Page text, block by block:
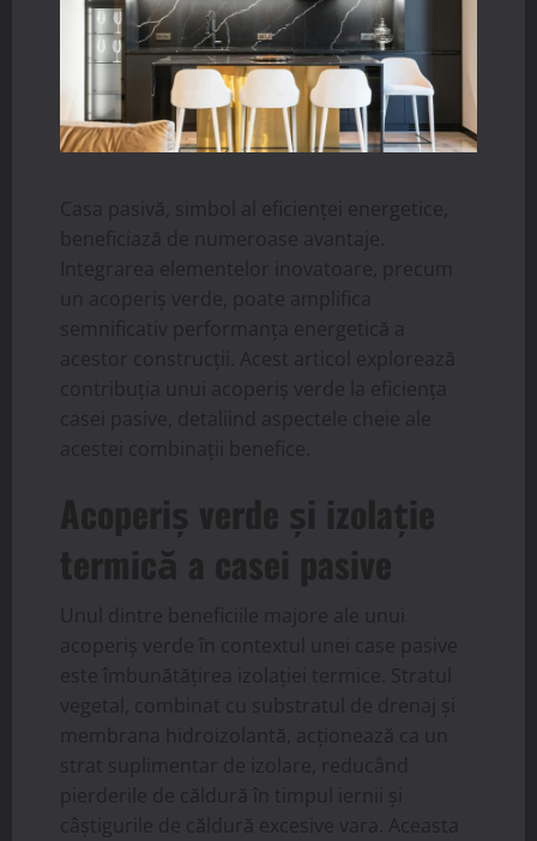
Casa pasivă, simbol al eficienței energetice,
beneficiază de numeroase avantaje.
Integrarea elementelor inovatoare, precum
un acoperiș verde, poate amplifica
semnificativ performanța energetică a
acestor construcții. Acest articol explorează
contribuția unui acoperiș verde la eficiența
casei pasive, detaliind aspectele cheie ale
acestei combinații benefice.
Acoperiș verde și izolație
termică a casei pasive
Unul dintre beneficiile majore ale unui
acoperiș verde în contextul unei case pasive
este îmbunătățirea izolației termice. Stratul
vegetal, combinat cu substratul de drenaj și
membrana hidroizolantă, acționează ca un
strat suplimentar de izolare, reducând
pierderile de căldură în timpul iernii și
câștigurile de căldură excesive vara. Aceasta